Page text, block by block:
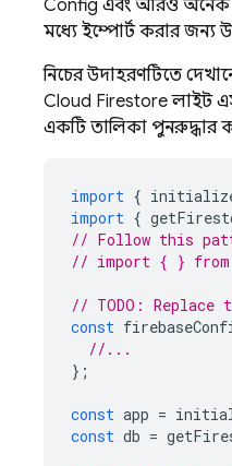
Config এবং আরও অনেক
মধ্যে ইম্পোর্ট করার জন্য
নিচের উদাহরণটিতে
Cloud Firestoreলাইট
একটি তালিকা পুনরুদ্ধার
import {
import {
// Follow this
// import { }
// TODO:
const
//...
};
const app =
const db =